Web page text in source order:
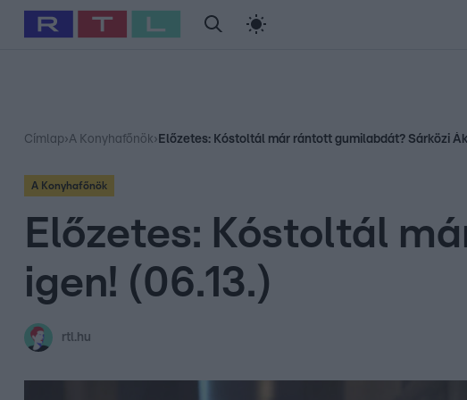
Babits Marcella Szellő István Most Wanted
Címlap›A Konyhafőnök› Előzetes: Kóstoltál már rántott gumilabdát? Sárközi
A Konyhafőnök
Előzetes: Kóstoltál
igen! (06.13.)
rtl.hu